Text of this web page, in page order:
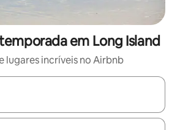
em Long Island
lugares incríveis no Airbnb
estiverem disponíveis, explore-os